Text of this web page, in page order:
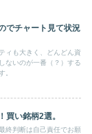
でチャート見て状況
ィも大きく、どんどん資
ないのが一番（？）する
。
買い銘柄2選。
終判断は自己責任でお願